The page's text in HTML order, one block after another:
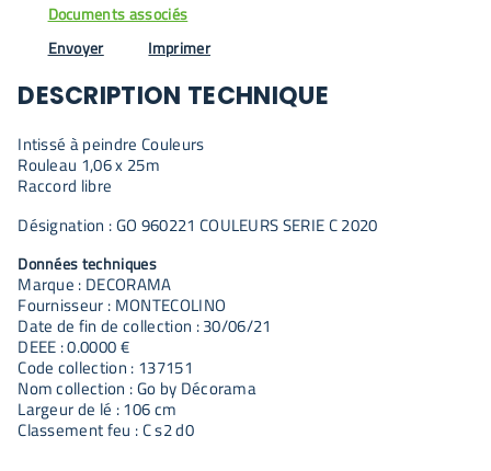
Documents associés
Envoyer
Imprimer
DESCRIPTION TECHNIQUE
Intissé à peindre Couleurs
Rouleau 1,06 x 25m
Raccord libre
Désignation : GO 960221 COULEURS SERIE C 2020
Données techniques
Marque : DECORAMA
Fournisseur : MONTECOLINO
Date de fin de collection : 30/06/21
DEEE : 0.0000 €
Code collection : 137151
Nom collection : Go by Décorama
Largeur de lé : 106 cm
Classement feu : C s2 d0